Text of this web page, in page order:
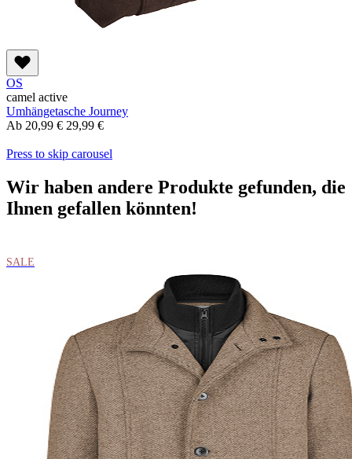
OS
camel active
Umhängetasche Journey
Ab 20,99 € 29,99 €
Press to skip carousel
Wir haben andere Produkte gefunden, die
Ihnen gefallen könnten!
SALE